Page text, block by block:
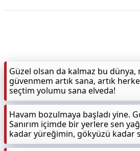
Güzel olsan da kalmaz bu dünya,
güvenmem artık sana, artık
seçtim yolumu sana elveda!
Havam bozulmaya başladı yine.
Sanırım içimde bir yerlere sen
kadar yüreğimin, gökyüzü kadar